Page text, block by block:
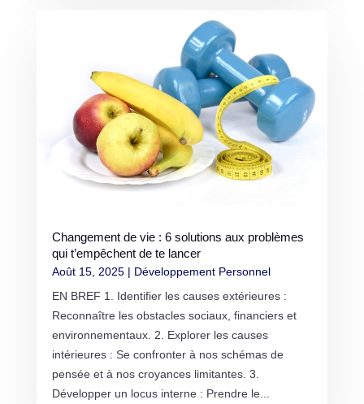
Changement de vie : 6 solutions aux problèmes
qui t’empêchent de te lancer
Août 15, 2025| Développement Personnel
EN BREF 1. Identifier les causes extérieures :
Reconnaître les obstacles sociaux, financiers et
environnementaux. 2. Explorer les causes
intérieures : Se confronter à nos schémas de
pensée et à nos croyances limitantes. 3.
Développer un locus interne : Prendre le...